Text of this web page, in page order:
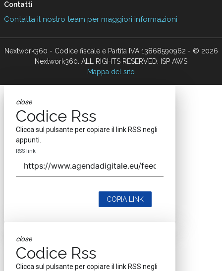
Contatti
Contatta il nostro team per maggiori informazioni
Nextwork360 - Codice fiscale e Partita IVA 13868590962 - © 2026
Nextwork360. ALL RIGHTS RESERVED. ISP AWS
Mappa del sito
close
Codice Rss
Clicca sul pulsante per copiare il link RSS negli
appunti.
RSS link
COPIA LINK
close
Codice Rss
Clicca sul pulsante per copiare il link RSS negli